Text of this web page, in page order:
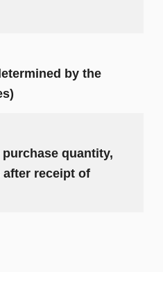
by the
quantity,
receipt of